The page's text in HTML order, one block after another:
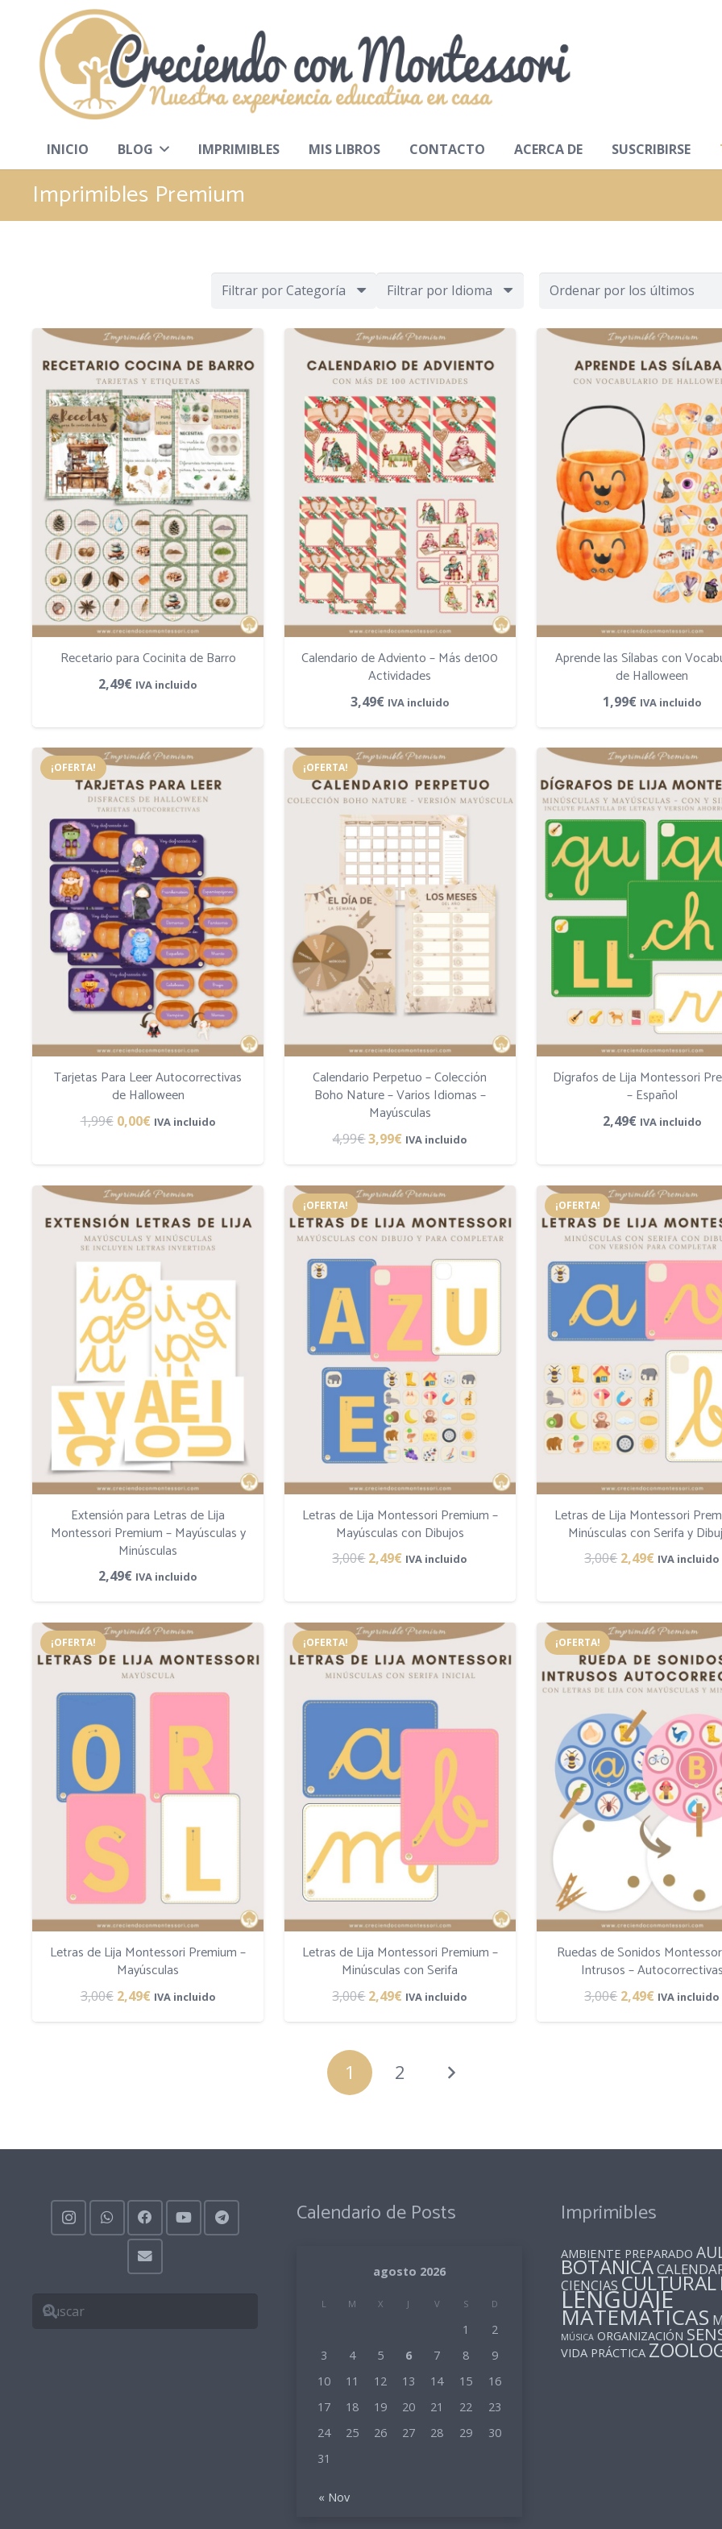
INICIO BLOG IMPRIMIBLES MIS LIBROS CONTACTO ACERCA DE SUSCRIBIRSE
Imprimibles Premium
Filtrar por Categoría Filtrar por Idioma
Recetario para Cocinita de Barro
2,49€ IVA incluido
Calendario de Adviento – Más de100
Actividades
3,49€ IVA incluido
Aprende las Sílabas con
de Halloween
1,99€ IVA incluido
¡OFERTA!
Tarjetas Para Leer Autocorrectivas
de Halloween
1,99€ El
original
era:
1,99€.
0,00€El
actual
es:
0,00€.
IVA incluido
¡OFERTA!
Calendario Perpetuo – Colección
Boho Nature – Varios Idiomas –
Mayúsculas
4,99€El
precio
original
era:
4,99€.
3,99€ El
precio
actual
es:
3,99€.
IVA incluido
Dígrafos de Lija Montessori
– Español
2,49€ IVA incluido
Extensión para Letras de Lija
Montessori Premium – Mayúsculas y
Minúsculas
2,49€ IVA incluido
¡OFERTA!
Letras de Lija Montessori Premium –
Mayúsculas con Dibujos
3,00€ El
original
era:
3,00€.
2,49€ El
actual
es:
2,49€.
IVA incluido
¡OFERTA!
Letras de Lija Montessori
Minúsculas con Serifa y
3,00€ El
original
era:
3,00€.
2,49€ El
actual
es:
2,49€.
IVA incluido
¡OFERTA!
Letras de Lija Montessori Premium –
Mayúsculas
3,00€ El
precio
2,49€El
precio
IVA incluido
¡OFERTA!
Letras de Lija Montessori Premium –
Minúsculas con Serifa
3,00€ El
precio
era:
3,00€.
2,49€ El
precio
es:
IVA incluido
¡OFERTA!
Ruedas de Sonidos
Intrusos – Autocorrectivas
3,00€ El
precio
2,49€ El
precio
IVA incluido
1 2
Calendario de Posts
agosto 2026
L M X J V S D
1
2
3
4 5 6 7 8
9
10
11 12 13 14 15
16
17
18 19 20 21 22
23
24
25 26 27 28 29
30
31
« Nov
Imprimibles
AMBIENTE PREPARADO
BOTANICA
CIENCIAS CULTURAL
LENGUAJE
MATEMATICAS
MÚSICA ORGANIZACIÓN
VIDA PRÁCTICA